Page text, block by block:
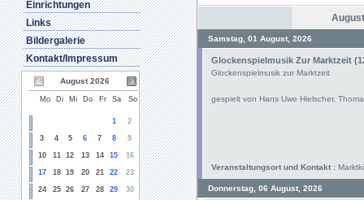
Einrichtungen
Links
Bildergalerie
Kontakt/Impressum
August 2026
Mo Di Mi Do Fr Sa So
1 2
3 4 5 6 7 8 9
10 11 12 13 14 15 16
17 18 19 20 21 22 23
24 25 26 27 28 29 30
Samstag, 01 August, 2026
Glockenspielmusik Zur Marktzeit
Glockenspielmusik zur Marktzeit
gespielt von Hans Uwe Hielscher,
Veranstaltungsort und Kontakt :
Donnerstag, 06 August, 2026